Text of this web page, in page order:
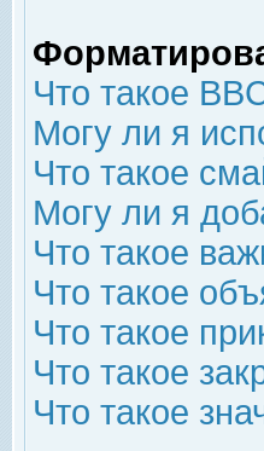
Что такое
Могу ли я
Что такое
Могу ли я
Что такое
Что такое
Что такое
Что такое
Что такое